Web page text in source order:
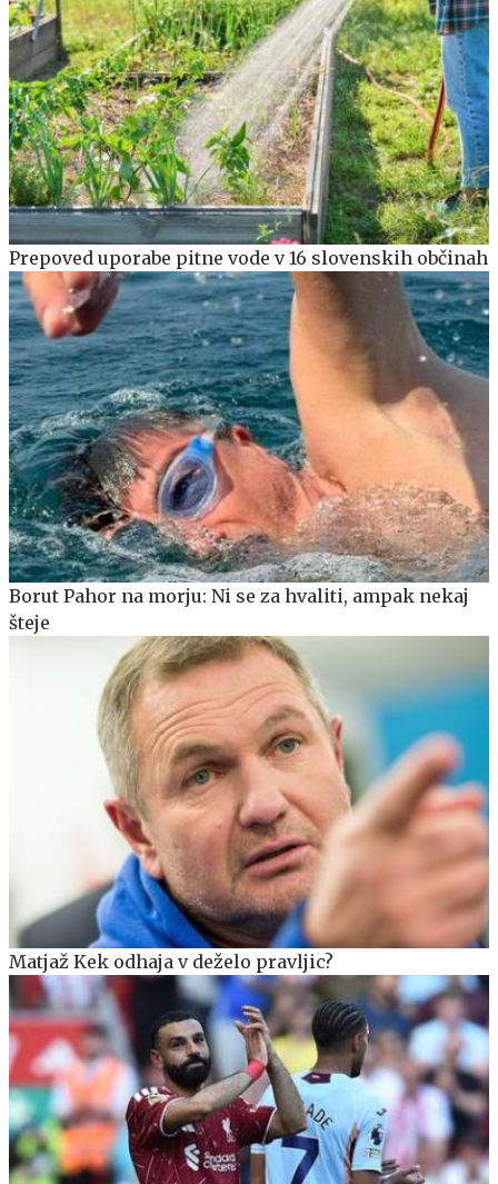
Prepoved uporabe pitne vode v 16 slovenskih občinah
Borut Pahor na morju: Ni se za hvaliti, ampak nekaj
šteje
Matjaž Kek odhaja v deželo pravljic?